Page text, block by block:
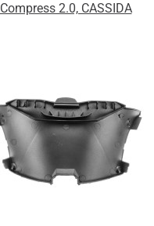
Compress 2.0, CASSIDA